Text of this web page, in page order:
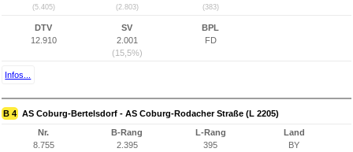
(5.405) (2.803) (383)
DTV
12.910
SV
2.001
(15,5%)
BPL
FD
Infos...
B 4 AS Coburg-Bertelsdorf - AS Coburg-Rodacher Straße (L 2205)
Nr.
8.755
B-Rang
2.395
L-Rang
395
Land
BY